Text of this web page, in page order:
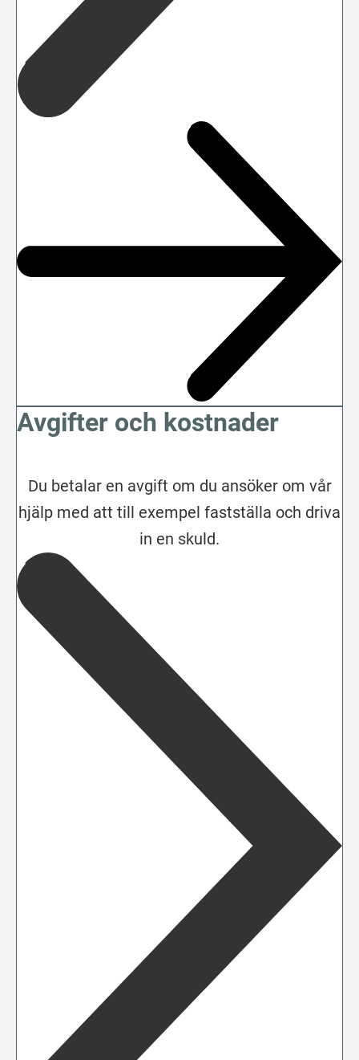
Avgifter och kostnader
Du betalar en avgift om du ansöker om vår
hjälp med att till exempel fastställa och driva
in en skuld.